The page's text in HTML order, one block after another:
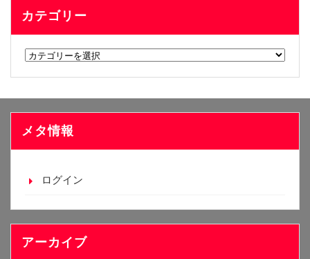
カテゴリー
カ
リ
ー
メタ情報
ログイン
アーカイブ